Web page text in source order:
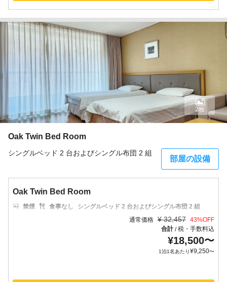
Oak Twin Bed Room
シングルベッド 2 台およびシングル布団 2 組
部屋の設備
2枚
Oak Twin Bed Room
禁煙 食事なし
シングルベッド 2 台およびシングル布団 2 組
通常価格 ¥ 32,457 43%OFF
合計/税・手数料込
¥18,500〜
1泊1名あたり¥9,250〜